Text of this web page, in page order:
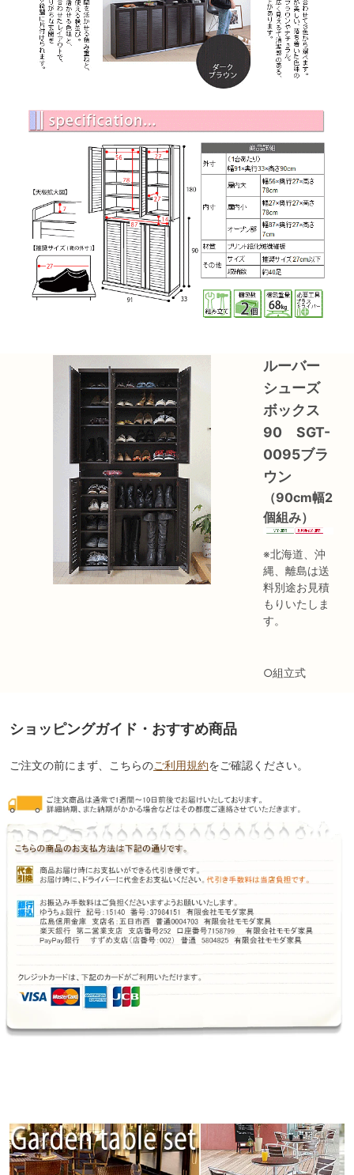
ルーバー
シューズ
ボックス
90 SGT-
0095ブラ
ウン
（90cm幅2
個組み）
※北海道、沖
縄、離島は送
料別途お見積
もりいたしま
す。
○組立式
ショッピングガイド・おすすめ商品
ご注文の前にまず、こちらのご利用規約をご確認ください。